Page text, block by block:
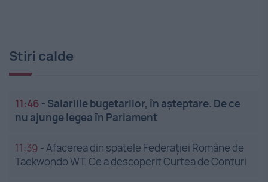
Stiri calde
11:46 - Salariile bugetarilor, în așteptare. De ce
nu ajunge legea în Parlament
11:39 -Afacerea din spatele Federației Române de
Taekwondo WT. Ce a descoperit Curtea de Conturi